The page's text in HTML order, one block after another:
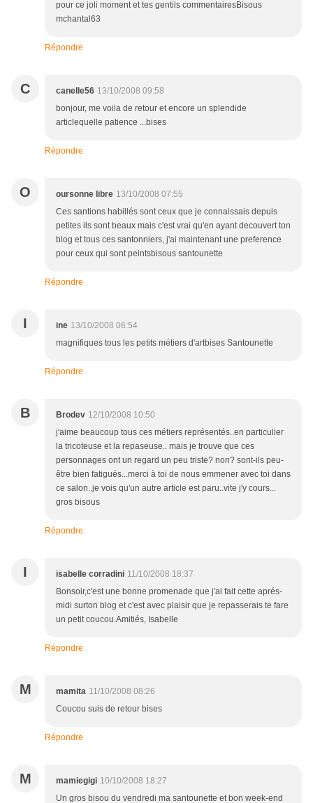
pour ce joli moment et tes gentils commentairesBisous
mchantal63
Répondre
C canelle56 13/10/2008 09:58
bonjour, me voila de retour et encore un splendide
articlequelle patience ...bises
Répondre
O oursonne libre 13/10/2008 07:55
Ces santions habillés sont ceux que je connaissais depuis
petites ils sont beaux mais c'est vrai qu'en ayant decouvert ton
blog et tous ces santonniers, j'ai maintenant une preference
pour ceux qui sont peintsbisous santounette
Répondre
I ine 13/10/2008 06:54
magnifiques tous les petits métiers d'artbises Santounette
Répondre
B Brodev 12/10/2008 10:50
j'aime beaucoup tous ces métiers représentés..en particulier
la tricoteuse et la repaseuse.. mais je trouve que ces
personnages ont un regard un peu triste? non? sont-ils peu-
être bien fatigués...merci à toi de nous emmener avec toi dans
ce salon..je vois qu'un autre article est paru..vite j'y cours...
gros bisous
Répondre
I isabelle corradini 11/10/2008 18:37
Bonsoir,c'est une bonne promenade que j'ai fait cette aprés-
midi surton blog et c'est avec plaisir que je repasserais te fare
un petit coucou.Amitiés, Isabelle
Répondre
M mamita 11/10/2008 08:26
Coucou suis de retour bises
Répondre
M mamiegigi 10/10/2008 18:27
Un gros bisou du vendredi ma santounette et bon week-end